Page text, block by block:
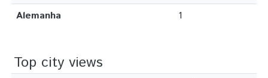
Alemanha
1
Top city views